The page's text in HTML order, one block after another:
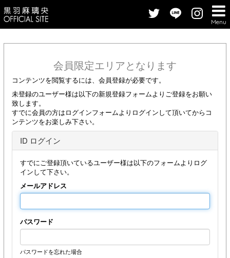
Menu
会員限定エリアとなります
コンテンツを閲覧するには、会員登録が必要です。
未登録のユーザー様は以下の新規登録フォームよりご登録をお願い
致します。
すでに会員の方はログインフォームよりログインして頂いてからコ
ンテンツをお楽しみ下さい。
ID ログイン
すでにご登録頂いているユーザー様は以下のフォームよりログ
インして下さい。
メールアドレス
パスワード
パスワードを忘れた場合